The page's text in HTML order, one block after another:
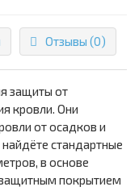
Отзывы (0)
защиты от
кровли. Они
от осадков и
стандартные
в основе
покрытием